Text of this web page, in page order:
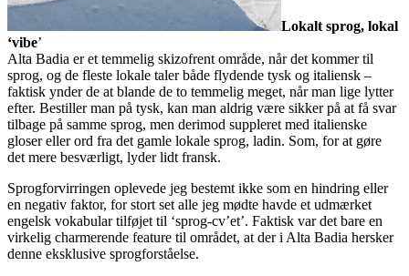
Lokalt sprog, lokal
‘vibe’
Alta Badia er et temmelig skizofrent område, når det kommer til
sprog, og de fleste lokale taler både flydende tysk og italiensk –
faktisk ynder de at blande de to temmelig meget, når man lige lytter
efter. Bestiller man på tysk, kan man aldrig være sikker på at få svar
tilbage på samme sprog, men derimod suppleret med italienske
gloser eller ord fra det gamle lokale sprog, ladin. Som, for at gøre
det mere besværligt, lyder lidt fransk.
Sprogforvirringen oplevede jeg bestemt ikke som en hindring eller
en negativ faktor, for stort set alle jeg mødte havde et udmærket
engelsk vokabular tilføjet til ‘sprog-cv’et’. Faktisk var det bare en
virkelig charmerende feature til området, at der i Alta Badia hersker
denne eksklusive sprogforståelse.